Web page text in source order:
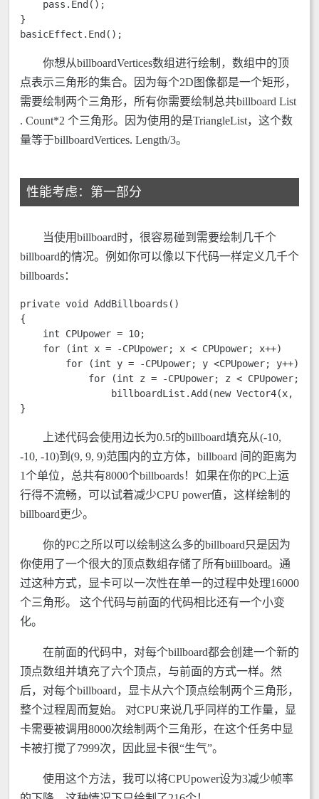
    pass.End();
}
basicEffect.End();
你想从billboardVertices数组进行绘制，数组中的顶
点表示三角形的集合。因为每个2D图像都是一个矩形，
需要绘制两个三角形，所有你需要绘制总共billboard List
. Count*2 个三角形。因为使用的是TriangleList，这个数
量等于billboardVertices. Length/3。
性能考虑：第一部分
当使用billboard时，很容易碰到需要绘制几千个
billboard的情况。例如你可以像以下代码一样定义几千个
billboards：
private void AddBillboards()
{
    int CPUpower = 10;
    for (int x = -CPUpower; x < CPUpower; x++)
        for (int y = -CPUpower; y <CPUpower; y++)
for (int z = -CPUpower; z < CPUpower;
billboardList.Add(new Vector4(x, y,
}
上述代码会使用边长为0.5f的billboard填充从(-10,
-10, -10)到(9, 9, 9)范围内的立方体，billboard 间的距离为
1个单位，总共有8000个billboards！如果在你的PC上运
行得不流畅，可以试着减少CPU power值，这样绘制的
billboard更少。
你的PC之所以可以绘制这么多的billboard只是因为
你使用了一个很大的顶点数组存储了所有biillboard。通
过这种方式，显卡可以一次性在单一的过程中处理16000
个三角形。 这个代码与前面的代码相比还有一个小变
化。
在前面的代码中，对每个billboard都会创建一个新的
顶点数组并填充了六个顶点，与前面的方式一样。然
后，对每个billboard，显卡从六个顶点绘制两个三角形，
整个过程周而复始。 对CPU来说几乎同样的工作量，显
卡需要被调用8000次绘制两个三角形，在这个任务中显
卡被打搅了7999次，因此显卡很“生气”。
使用这个方法，我可以将CPUpower设为3减少帧率